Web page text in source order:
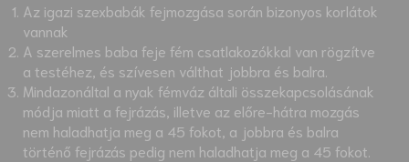
Az igazi szexbabák fejmozgása során bizonyos korlátok
vannak
A szerelmes baba feje fém csatlakozókkal van rögzítve
a testéhez, és szívesen válthat jobbra és balra.
Mindazonáltal a nyak fémváz általi összekapcsolásának
módja miatt a fejrázás, illetve az előre-hátra mozgás
nem haladhatja meg a 45 fokot, a jobbra és balra
történő fejrázás pedig nem haladhatja meg a 45 fokot.